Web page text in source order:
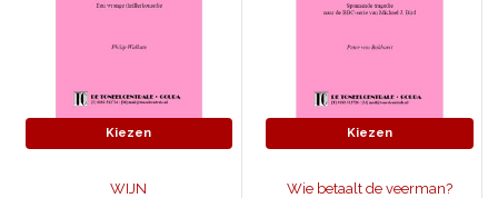
SKETCHES
Kiezen
WIJN
Kiezen
Wie betaalt de veerman?